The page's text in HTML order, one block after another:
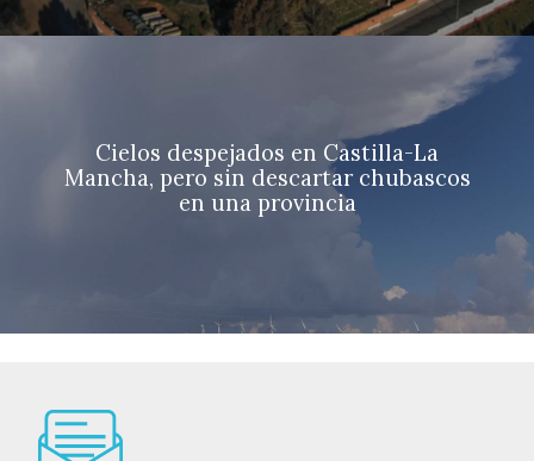
Cielos despejados en Castilla-La
Mancha, pero sin descartar chubascos
en una provincia